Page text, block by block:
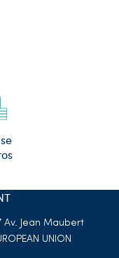
Av. Jean Maubert
UNION